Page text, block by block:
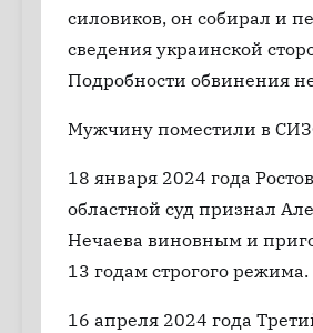
силовиков, он собирал и
сведения украинской
Подробности обвинения
Мужчину поместили в
18 января 2024 года
областной суд признал
Нечаева виновным и
13 годам строгого режима.
16 апреля 2024 года